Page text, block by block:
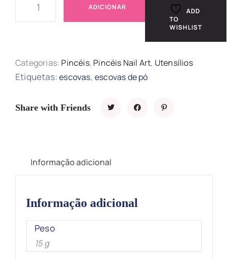
ADICIONAR
ADD
TO
WISHLIST
Categorias: Pincéis, Pincéis Nail Art, Utensílios
Etiquetas:escovas,escovas de pó
Share with Friends
Informação adicional
Informação adicional
Peso
15 g